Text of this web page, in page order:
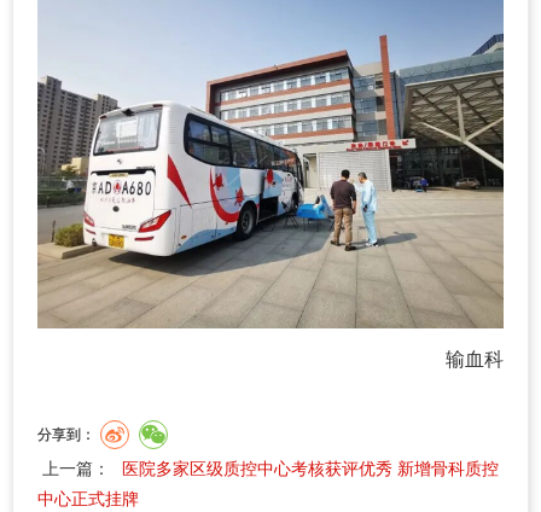
输血科
分享到：
上一篇：
医院多家区级质控中心考核获评优秀 新增骨科质控
中心正式挂牌